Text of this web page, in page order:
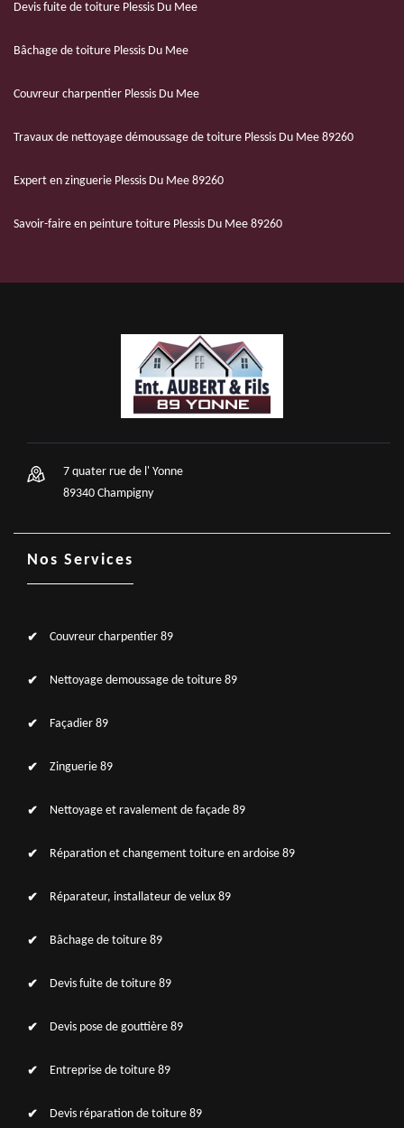
Devis fuite de toiture Plessis Du Mee
Bâchage de toiture Plessis Du Mee
Couvreur charpentier Plessis Du Mee
Travaux de nettoyage démoussage de toiture Plessis Du Mee 89260
Expert en zinguerie Plessis Du Mee 89260
Savoir-faire en peinture toiture Plessis Du Mee 89260
7 quater rue de l' Yonne
89340 Champigny
Nos Services
Couvreur charpentier 89
Nettoyage demoussage de toiture 89
Façadier 89
Zinguerie 89
Nettoyage et ravalement de façade 89
Réparation et changement toiture en ardoise 89
Réparateur, installateur de velux 89
Bâchage de toiture 89
Devis fuite de toiture 89
Devis pose de gouttière 89
Entreprise de toiture 89
Devis réparation de toiture 89